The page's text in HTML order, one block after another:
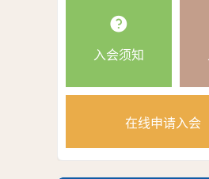
入会须知
在线申请入会